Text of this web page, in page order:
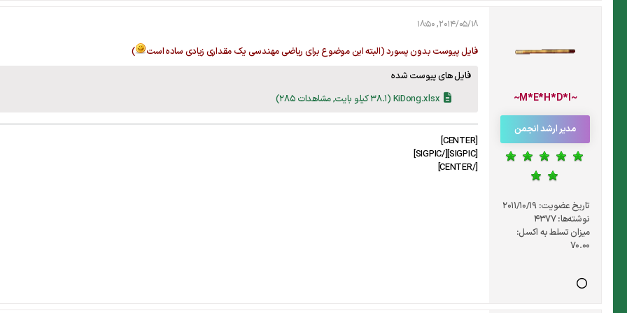
~M*E*H*D*I~
مدیر ارشد انجمن
تاریخ عضویت: 2011/10/19
نوشته‌ها:4377
میزان تسلط به اکسل:
70.00
2014/05/18, 18:50
فایل پیوست بدون پسورد (البته این موضوع برای ریاضی مهندسی یک مقداری زیادی ساده است
)
فایل های پیوست شده
KiDong.xlsx (38.1 کیلو بایت, مشاهدات 285)
[CENTER]
[SIGPIC][/SIGPIC]
[/CENTER]